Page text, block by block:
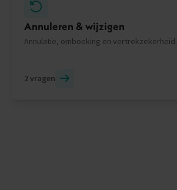
Annuleren & wijzigen
Annulatie, omboeking en vertrekzekerheid.
2 vragen